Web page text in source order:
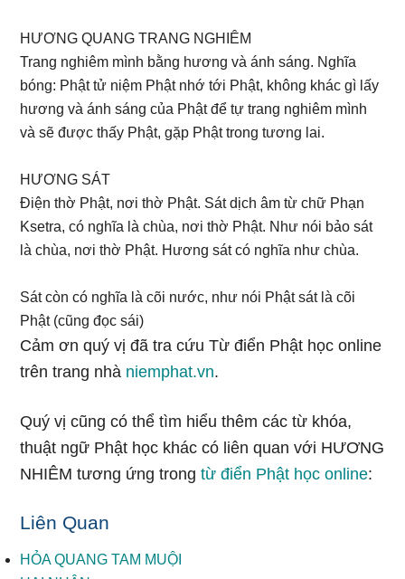
HƯƠNG QUANG TRANG NGHIÊM
Trang nghiêm mình bằng hương và ánh sáng. Nghĩa
bóng: Phật tử niệm Phật nhớ tới Phật, không khác gì lấy
hương và ánh sáng của Phật để tự trang nghiêm mình
và sẽ được thấy Phật, gặp Phật trong tương lai.
HƯƠNG SÁT
Điện thờ Phật, nơi thờ Phật. Sát dịch âm từ chữ Phạn
Ksetra, có nghĩa là chùa, nơi thờ Phật. Như nói bảo sát
là chùa, nơi thờ Phật. Hương sát có nghĩa như chùa.
Sát còn có nghĩa là cõi nước, như nói Phật sát là cõi
Phật (cũng đọc sái)
Cảm ơn quý vị đã tra cứu Từ điển Phật học online
trên trang nhà niemphat.vn.
Quý vị cũng có thể tìm hiểu thêm các từ khóa,
thuật ngữ Phật học khác có liên quan với HƯƠNG
NHIÊM tương ứng trongtừ điển Phật học online:
Liên Quan
HỎA QUANG TAM MUỘI